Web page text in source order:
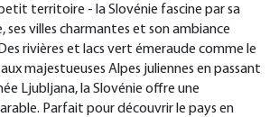
territoire - la Slovénie fascine par sa
villes charmantes et son ambiance
rivières et lacs vert émeraude comme le
majestueuses Alpes juliennes en passant
Ljubljana, la Slovénie offre une
Parfait pour découvrir le pays en